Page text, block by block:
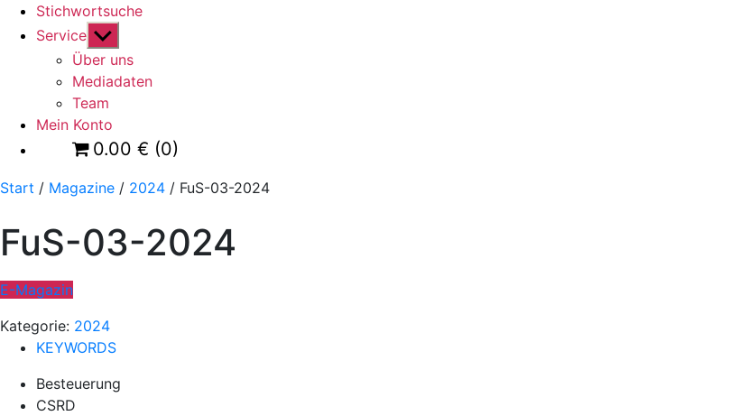
Stichwortsuche
Service Untermenü
anzeigen
Über uns
Mediadaten
Team
Mein Konto
0.00 € (0)
Start / Magazine / 2024 / FuS-03-2024
FuS-03-2024
E-Magazin
Kategorie: 2024
KEYWORDS
Besteuerung
CSRD